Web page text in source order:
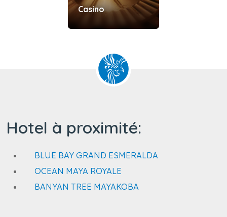
Casino
Hotel à proximité:
BLUE BAY GRAND ESMERALDA
OCEAN MAYA ROYALE
BANYAN TREE MAYAKOBA